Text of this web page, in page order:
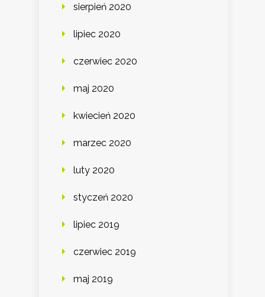
sierpień 2020
lipiec 2020
czerwiec 2020
maj 2020
kwiecień 2020
marzec 2020
luty 2020
styczeń 2020
lipiec 2019
czerwiec 2019
maj 2019